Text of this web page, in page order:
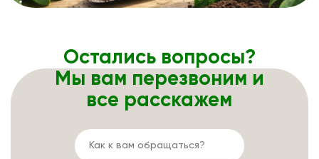
Остались вопросы?
Мы вам перезвоним и
все расскажем